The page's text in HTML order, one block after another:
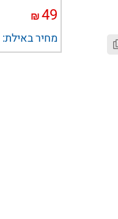
49
₪
מחיר באילת: